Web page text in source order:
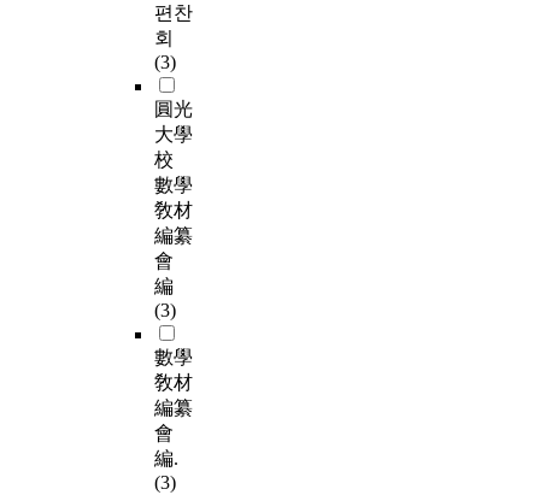
편찬
회
(3)
圓光
大學
校
數學
敎材
編纂
會
編
(3)
數學
敎材
編纂
會
編.
(3)